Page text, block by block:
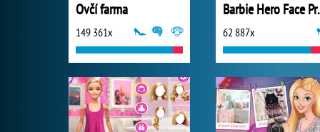
Ovčí farma
149 361x 62 887x